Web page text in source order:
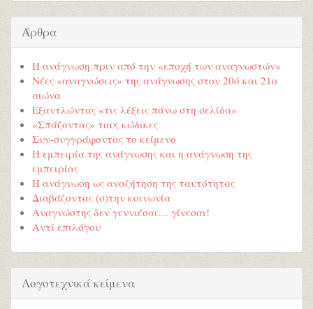
Άρθρα
Η ανάγνωση πριν από την «εποχή των αναγνωστών»
Νέες «αναγνώσεις» της ανάγνωσης στον 20ό και 21ο
αιώνα
Εξαντλώντας «τις λέξεις πάνω στη σελίδα»
«Σπάζοντας» τους κώδικες
Συν-συγγράφοντας το κείμενο
Η εμπειρία της ανάγνωσης και η ανάγνωση της
εμπειρίας
Η ανάγνωση ως αναζήτηση της ταυτότητας
Διαβάζοντας (σ)την κοινωνία
Αναγνώστης δεν γεννιέσαι… γίνεσαι!
Αντί επιλόγου
Λογοτεχνικά κείμενα